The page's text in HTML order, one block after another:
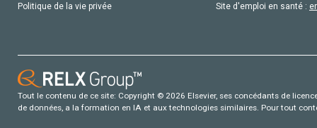
Politique de la vie privée
Site d'emploi en santé :
Tout le contenu de ce site: Copyright © 2026 Elsevier, ses concédants de
de données, a la formation en IA et aux technologies similaires. Pour tout